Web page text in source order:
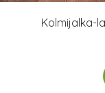
Kolmijalka-